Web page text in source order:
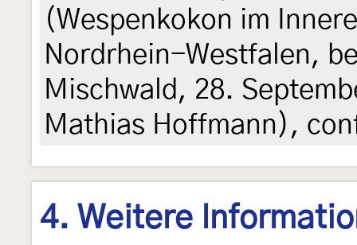
(Wespenkokon im
Nordrhein-Westfalen,
Mischwald, 28.
Mathias Hoffmann),
4. Weitere